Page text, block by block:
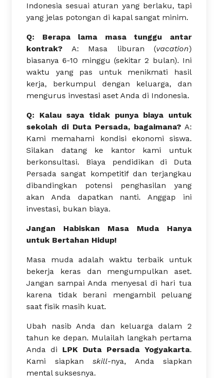
Indonesia sesuai aturan yang berlaku, tapi
yang jelas potongan di kapal sangat minim.
Q: Berapa lama masa tunggu antar
kontrak? A: Masa liburan (vacation)
biasanya 6-10 minggu (sekitar 2 bulan). Ini
waktu yang pas untuk menikmati hasil
kerja, berkumpul dengan keluarga, dan
mengurus investasi aset Anda di Indonesia.
Q: Kalau saya tidak punya biaya untuk
sekolah di Duta Persada, bagaimana? A:
Kami memahami kondisi ekonomi siswa.
Silakan datang ke kantor kami untuk
berkonsultasi. Biaya pendidikan di Duta
Persada sangat kompetitif dan terjangkau
dibandingkan potensi penghasilan yang
akan Anda dapatkan nanti. Anggap ini
investasi, bukan biaya.
Jangan Habiskan Masa Muda Hanya
untuk Bertahan Hidup!
Masa muda adalah waktu terbaik untuk
bekerja keras dan mengumpulkan aset.
Jangan sampai Anda menyesal di hari tua
karena tidak berani mengambil peluang
saat fisik masih kuat.
Ubah nasib Anda dan keluarga dalam 2
tahun ke depan. Mulailah langkah pertama
Anda di LPK Duta Persada Yogyakarta.
Kami siapkan skill-nya, Anda siapkan
mental suksesnya.